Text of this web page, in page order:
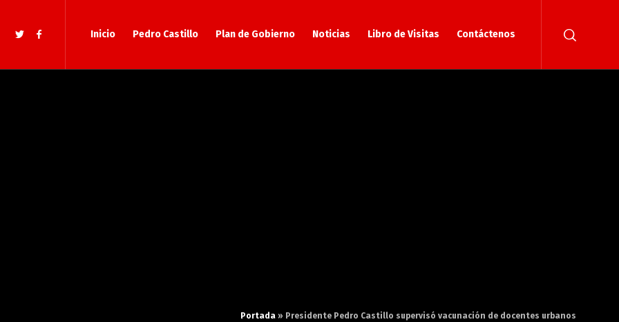
Inicio Pedro Castillo Plan de Gobierno Noticias Libro de Visitas Contáctenos
Portada » Presidente Pedro Castillo supervisó vacunación de docentes urbanos